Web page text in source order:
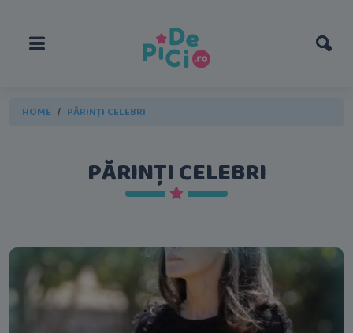
HOME PĂRINȚI CELEBRI
PĂRINȚI CELEBRI